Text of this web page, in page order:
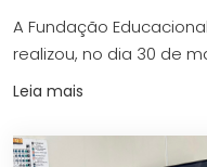
A Fundação
realizou, no dia 30 de
Leia mais